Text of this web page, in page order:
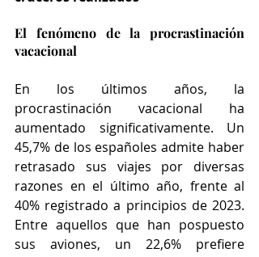
El fenómeno de la procrastinación
vacacional
En los últimos años, la
procrastinación vacacional ha
aumentado significativamente. Un
45,7% de los españoles admite haber
retrasado sus viajes por diversas
razones en el último año, frente al
40% registrado a principios de 2023.
Entre aquellos que han pospuesto
sus aviones, un 22,6% prefiere